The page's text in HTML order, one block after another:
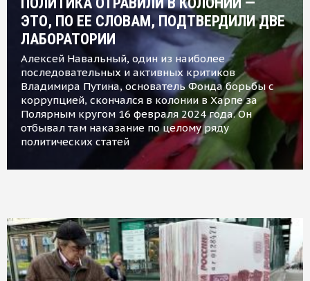
ЭТО, ПО ЕЕ СЛОВАМ, ПОДТВЕРДИЛИ ДВЕ
ЛАБОРАТОРИИ
Алексей Навальный, один из наиболее
последовательных и активных критиков
Владимира Путина, основатель Фонда борьбы с
коррупцией, скончался в колонии в Харпе за
Полярным кругом 16 февраля 2024 года. Он
отбывал там наказание по целому ряду
политических статей